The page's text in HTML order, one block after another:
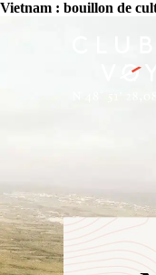
Vietnam : bouillon de